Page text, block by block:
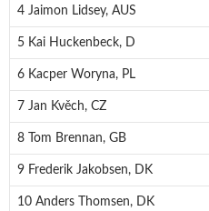
4 Jaimon Lidsey, AUS
5 Kai Huckenbeck, D
6 Kacper Woryna, PL
7 Jan Kvěch, CZ
8 Tom Brennan, GB
9 Frederik Jakobsen, DK
10 Anders Thomsen, DK